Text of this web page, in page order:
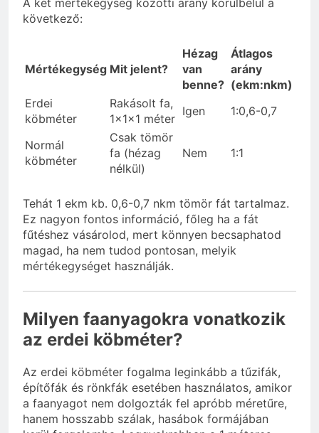
következő:
Mértékegység Mit jelent?
Hézag
van
benne?
Átlagos
arány
(ekm:nkm)
Erdei
köbméter
Rakásolt fa,
1x1x1 méter
Igen 1:0,6-0,7
Normál
köbméter
Csak tömör
fa (hézag
nélkül)
Nem 1:1
Tehát 1 ekm kb. 0,6-0,7 nkm tömör fát tartalmaz.
Ez nagyon fontos információ, főleg ha a fát
fűtéshez vásárolod, mert könnyen becsaphatod
magad, ha nem tudod pontosan, melyik
mértékegységet használják.
Milyen faanyagokra vonatkozik
az erdei köbméter?
Az erdei köbméter fogalma leginkább a tűzifák,
építőfák és rönkfák esetében használatos, amikor
a faanyagot nem dolgozták fel apróbb méretűre,
hanem hosszabb szálak, hasábok formájában